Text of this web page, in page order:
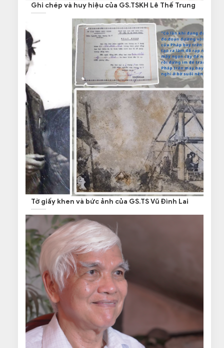
Ghi chép và huy hiệu của GS.TSKH Lê Thế Trung
Tờ giấy khen và bức ảnh của GS.TS Vũ Đình Lai